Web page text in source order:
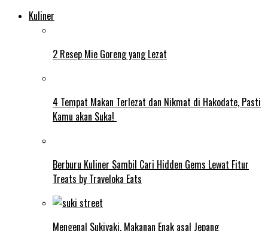
Kuliner
2 Resep Mie Goreng yang Lezat
4 Tempat Makan Terlezat dan Nikmat di Hakodate, Pasti
Kamu akan Suka!
Berburu Kuliner Sambil Cari Hidden Gems Lewat Fitur
Treats by Traveloka Eats
Mengenal Sukiyaki, Makanan Enak asal Jepang